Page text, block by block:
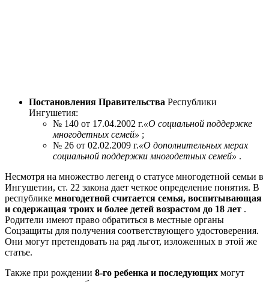
Постановления Правительства Республики
Ингушетия:
№ 140 от 17.04.2002 г.«О социальной поддержке
многодетных семей» ;
№ 26 от 02.02.2009 г.«О дополнительных мерах
социальной поддержки многодетных семей» .
Несмотря на множество легенд о статусе многодетной семьи в
Ингушетии, ст. 22 закона дает четкое определение понятия. В
республике многодетной считается семья, воспитывающая
и содержащая троих и более детей возрастом до 18 лет .
Родители имеют право обратиться в местные органы
Соцзащиты для получения соответствующего удостоверения.
Они могут претендовать на ряд льгот, изложенных в этой же
статье.
Также при рождении 8-го ребенка и последующих могут